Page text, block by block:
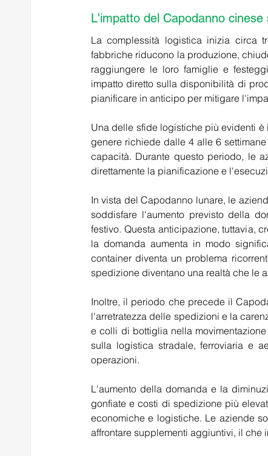
L'impatto del Capodanno cinese
La complessità logistica inizia circa
fabbriche riducono la produzione,
raggiungere le loro famiglie e
impatto diretto sulla disponibilità di
pianificare in anticipo per mitigare
Una delle sfide logistiche più evidenti
genere richiede dalle 4 alle 6
capacità. Durante questo periodo, le
direttamente la pianificazione e
In vista del Capodanno lunare, le
soddisfare l'aumento previsto della
festivo. Questa anticipazione, tuttavia,
la domanda aumenta in modo
container diventa un problema
spedizione diventano una realtà che le
Inoltre, il periodo che precede il
l'arretratezza delle spedizioni e la
e colli di bottiglia nella
sulla logistica stradale, ferroviaria e
operazioni.
L'aumento della domanda e la
gonfiate e costi di spedizione più
economiche e logistiche. Le aziende
affrontare supplementi aggiuntivi, il che